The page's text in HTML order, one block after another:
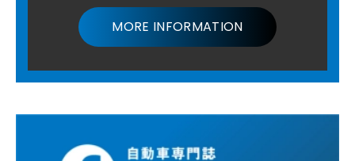
MORE INFORMATION